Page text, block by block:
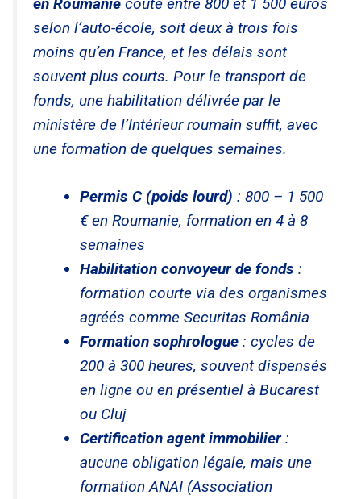
selon l’auto-école, soit deux à trois fois
moins qu’en France, et les délais sont
souvent plus courts. Pour le transport de
fonds, une habilitation délivrée par le
ministère de l’Intérieur roumain suffit, avec
une formation de quelques semaines.
Permis C (poids lourd) : 800 – 1 500
€ en Roumanie, formation en 4 à 8
semaines
Habilitation convoyeur de fonds :
formation courte via des organismes
agréés comme Securitas România
Formation sophrologue: cycles de
200 à 300 heures, souvent dispensés
en ligne ou en présentiel à Bucarest
ou Cluj
Certification agent immobilier:
aucune obligation légale, mais une
formation ANAI (Association